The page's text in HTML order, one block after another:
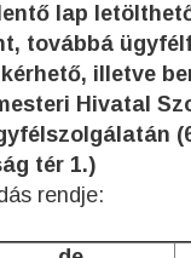
lap
továbbá
illetve
Hivatal
tér 1.)
rendje: